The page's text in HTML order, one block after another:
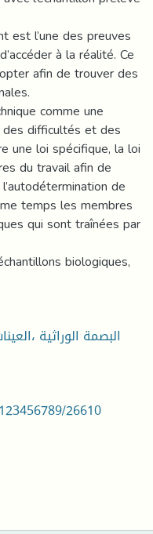
est l’une des preuves
à la réalité. Ce
afin de trouver des
comme une
des difficultés et des
une loi spécifique, la loi
du travail afin de
de
temps les membres
qui sont traînées par
biologiques,
البصمة الوراثية
26610